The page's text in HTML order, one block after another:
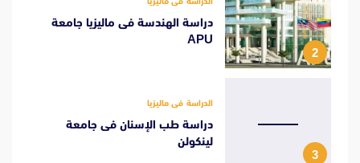
2
دراسة الهندسة فى ماليزيا جامعة
APU
3
الدراسة فى ماليزيا
دراسة طب الإسنان فى جامعة
لينكولن